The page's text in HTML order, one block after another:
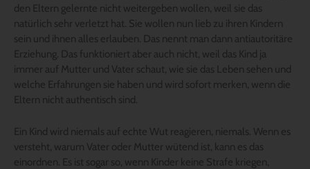
den Eltern gelernte nicht weitergeben wollen, weil sie das
natürlich sehr verletzt hat. Sie wollen nun lieb zu ihren Kindern
sein und ihnen alles erlauben. Das nennt man dann antiautoritäre
Erziehung. Das funktioniert aber auch nicht, weil das Kind ja
immer auf Mutter und Vater schaut, wie sie das Leben sehen und
welche Erfahrungen sie haben und wird sofort merken, wenn die
Eltern nicht authentisch sind.
Ein Kind wird niemals auf echte Wut reagieren, niemals. Wenn es
versteht, warum Vater oder Mutter wütend ist, kann es das
einordnen. Es ist sogar so, wenn Kinder keine Strafe kriegen,